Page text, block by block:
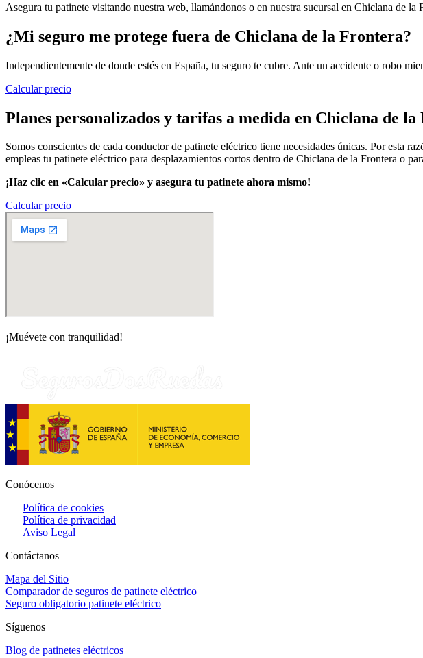
Asegura tu patinete visitando nuestra web, llamándonos o en nuestra sucursal en Chiclana de
¿Mi seguro me protege fuera de Chiclana de la Frontera?
Independientemente de donde estés en España, tu seguro te cubre. Ante un accidente o robo
Calcular precio
Planes personalizados y tarifas a medida en Chiclana de
Somos conscientes de cada conductor de patinete eléctrico tiene necesidades únicas. Por esta
empleas tu patinete eléctrico para desplazamientos cortos dentro de Chiclana de la Frontera o
¡Haz clic en «Calcular precio» y asegura tu patinete ahora mismo!
Calcular precio
¡Muévete con tranquilidad!
Conócenos
Política de cookies
Política de privacidad
Aviso Legal
Contáctanos
Mapa del Sitio
Comparador de seguros de patinete eléctrico
Seguro obligatorio patinete eléctrico
Síguenos
Blog de patinetes eléctricos